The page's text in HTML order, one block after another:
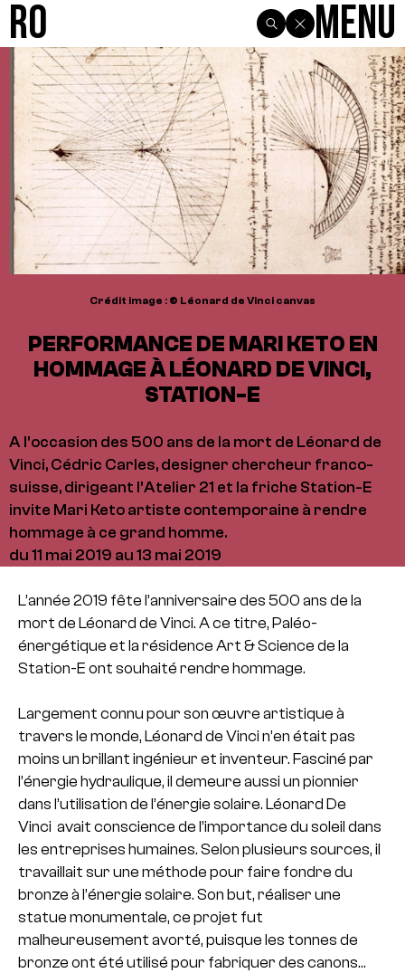
R0 Menu
Crédit image : © Léonard de Vinci canvas
PERFORMANCE DE MARI KETO EN
HOMMAGE À LÉONARD DE VINCI,
STATION-E
A l'occasion des 500 ans de la mort de Léonard de
Vinci, Cédric Carles, designer chercheur franco-
suisse, dirigeant l’Atelier 21 et la friche Station-E
invite Mari Keto artiste contemporaine à rendre
hommage à ce grand homme.
du 11 mai 2019 au 13 mai 2019
L’année 2019 fête l’anniversaire des 500 ans de la
mort de Léonard de Vinci. A ce titre, Paléo-
énergétique et la résidence Art & Science de la
Station-E ont souhaité rendre hommage.
Largement connu pour son œuvre artistique à
travers le monde, Léonard de Vinci n’en était pas
moins un brillant ingénieur et inventeur. Fasciné par
l’énergie hydraulique, il demeure aussi un pionnier
dans l’utilisation de l’énergie solaire. Léonard De
Vinci avait conscience de l’importance du soleil dans
les entreprises humaines. Selon plusieurs sources, il
travaillait sur une méthode pour faire fondre du
bronze à l’énergie solaire. Son but, réaliser une
statue monumentale, ce projet fut
malheureusement avorté, puisque les tonnes de
bronze ont été utilisé pour fabriquer des canons…